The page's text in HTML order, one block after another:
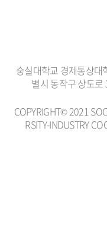
숭실대학교 경제통상대
별시 동작구 상도
COPYRIGHT© 2021
RSITY-INDUSTRY